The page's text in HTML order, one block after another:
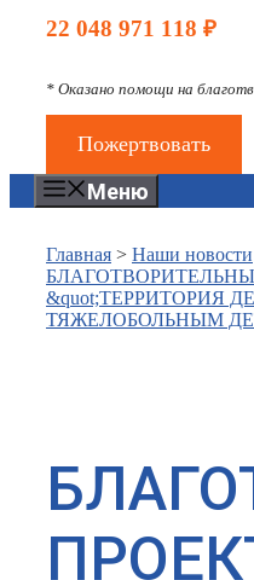
22 048 971 118 ₽
* Оказано помощи на
Пожертвовать
Меню
Главная > Наши новости
&quot;ТЕРРИТОРИЯ
ТЯЖЕЛОБОЛЬНЫМ